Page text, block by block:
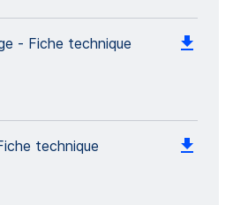
- Fiche technique
technique